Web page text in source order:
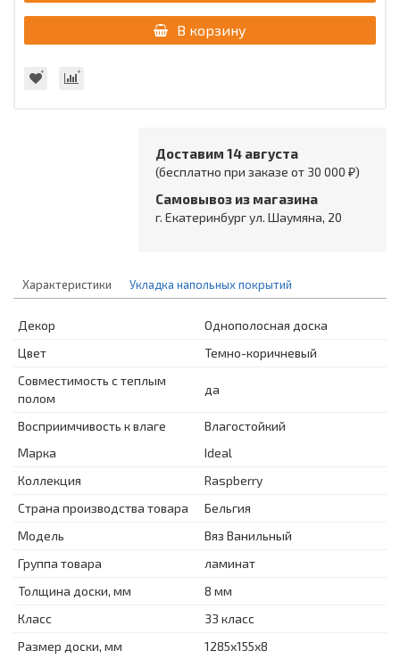
В корзину
Доставим 14 августа
(бесплатно при заказе от 30 000 ₽)
Самовывоз из магазина
г. Екатеринбург ул. Шаумяна, 20
Характеристики Укладка напольных покрытий
Декор
Однополосная доска
Цвет
Темно-коричневый
Совместимость с теплым
полом
да
Восприимчивость к влаге
Влагостойкий
Марка
Ideal
Коллекция
Raspberry
Страна производства товара
Бельгия
Модель
Вяз Ванильный
Группа товара
ламинат
Толщина доски, мм
8 мм
Класс
33 класс
Размер доски, мм
1285х155х8